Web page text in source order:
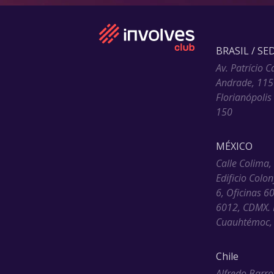
BRASIL /
Av. Patrício
Andrade,
Florianópolis
150
MÉXICO
Calle
Edificio
6, Oficinas
6012,
Chile